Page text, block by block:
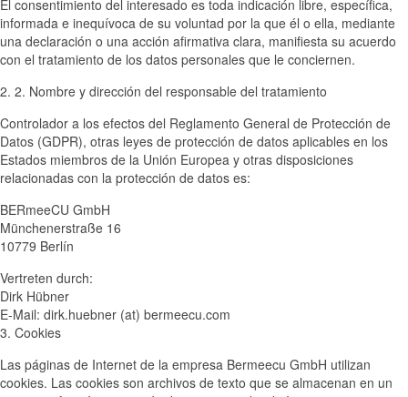
El consentimiento del interesado es toda indicación libre, específica,
informada e inequívoca de su voluntad por la que él o ella, mediante
una declaración o una acción afirmativa clara, manifiesta su acuerdo
con el tratamiento de los datos personales que le conciernen.
2. 2. Nombre y dirección del responsable del tratamiento
Controlador a los efectos del Reglamento General de Protección de
Datos (GDPR), otras leyes de protección de datos aplicables en los
Estados miembros de la Unión Europea y otras disposiciones
relacionadas con la protección de datos es:
BERmeeCU GmbH
Münchenerstraße 16
10779 Berlín
Vertreten durch:
Dirk Hübner
E-Mail: dirk.huebner (at) bermeecu.com
3. Cookies
Las páginas de Internet de la empresa Bermeecu GmbH utilizan
cookies. Las cookies son archivos de texto que se almacenan en un